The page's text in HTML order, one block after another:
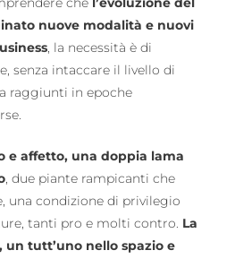
che l’evoluzione del
nuove modalità e nuovi
, la necessità è di
senza intaccare il livello di
raggiunti in epoche
e affetto, una doppia lama
, due piante rampicanti che
una condizione di privilegio
tanti pro e molti contro. La
un tutt’uno nello spazio e